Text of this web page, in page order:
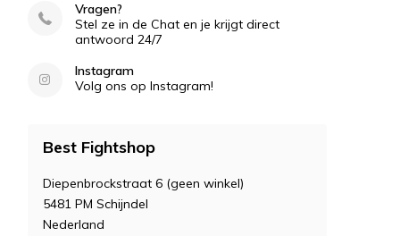
Vragen?
Stel ze in de Chat en je krijgt direct
antwoord 24/7
Instagram
Volg ons op Instagram!
Best Fightshop
Diepenbrockstraat 6 (geen winkel)
5481 PM Schijndel
Nederland